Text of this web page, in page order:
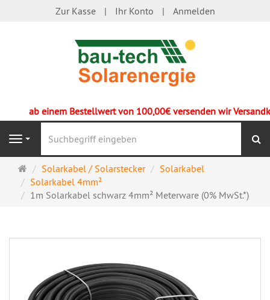
Zur Kasse Ihr Konto Anmelden
ab einem Bestellwert von 100,00€ versenden wir
Navigation
Startseite
Solarkabel / Solarstecker
Solarkabel
Solarkabel 4mm²
1m Solarkabel schwarz 4mm² Meterware (0% MwSt.*)